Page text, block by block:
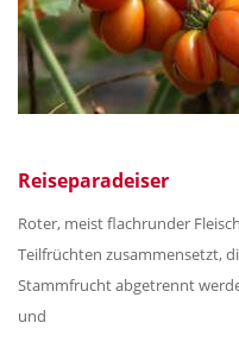
Reiseparadeiser
Roter, meist flachrunder
Teilfrüchten zusammensetzt,
Stammfrucht abgetrennt
und